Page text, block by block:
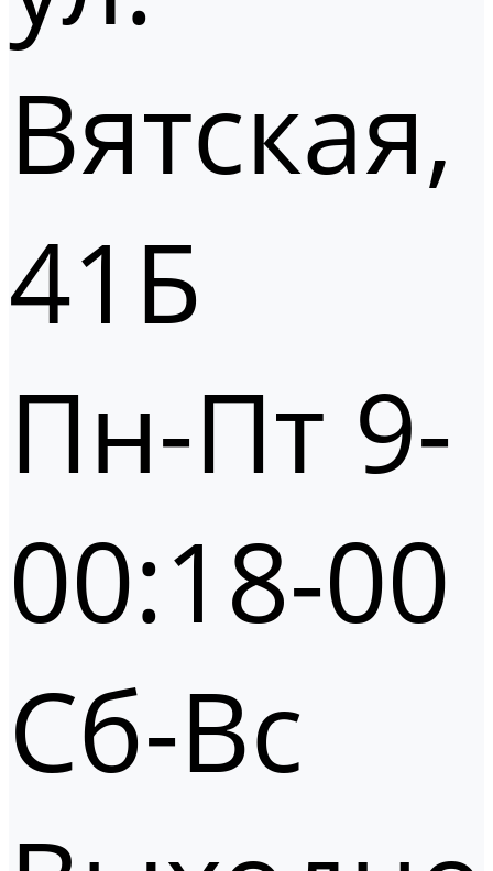
Вятская,
41Б
Пн-Пт 9-
00:18-00
Сб-Вс